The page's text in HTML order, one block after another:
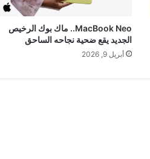
MacBook Neo.. ماك بوك الرخيص
الجديد يقع ضحية نجاحه الساحق
أبريل 9, 2026